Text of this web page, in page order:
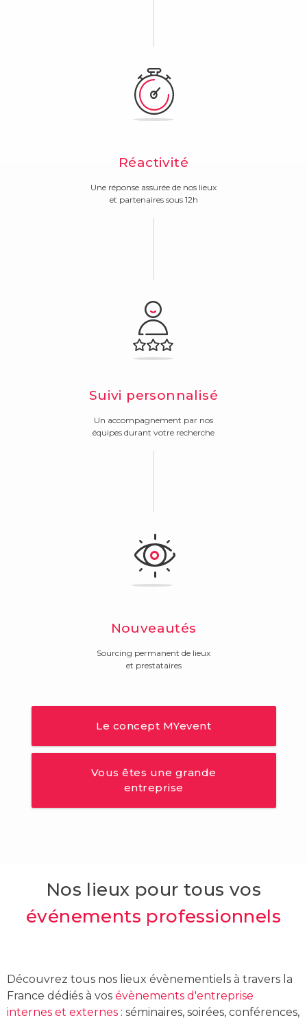
Réactivité
Une réponse assurée de nos lieux
et partenaires sous 12h
Suivi personnalisé
Un accompagnement par nos
équipes durant votre recherche
Nouveautés
Sourcing permanent de lieux
et prestataires
Le concept MYevent
Vous êtes une grande
entreprise
Nos lieux pour tous vos
événements professionnels
Découvrez tous nos lieux évènementiels à travers la
France dédiés à vos évènements d'entreprise
internes et externes : séminaires, soirées, conférences,